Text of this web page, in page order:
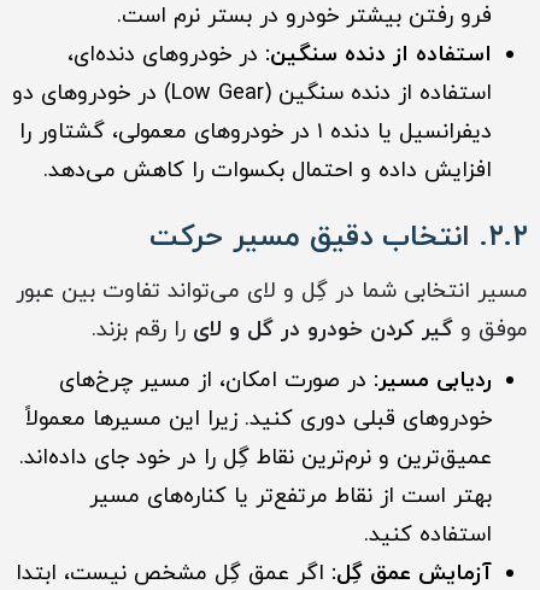
فرو رفتن بیشتر خودرو در بستر نرم است.
استفاده از دنده سنگین: در خودروهای دنده‌ای،
استفاده از دنده سنگین (Low Gear) در خودروهای دو
دیفرانسیل یا دنده ۱ در خودروهای معمولی، گشتاور را
افزایش داده و احتمال بکسوات را کاهش می‌دهد.
۲.۲. انتخاب دقیق مسیر حرکت
مسیر انتخابی شما در گِل و لای می‌تواند تفاوت بین عبور
موفق و گیر کردن خودرو در گل و لای را رقم بزند.
ردیابی مسیر: در صورت امکان، از مسیر چرخ‌های
خودروهای قبلی دوری کنید. زیرا این مسیرها معمولاً
عمیق‌ترین و نرم‌ترین نقاط گِل را در خود جای داده‌اند.
بهتر است از نقاط مرتفع‌تر یا کناره‌های مسیر
استفاده کنید.
آزمایش عمق گِل: اگر عمق گِل مشخص نیست، ابتدا